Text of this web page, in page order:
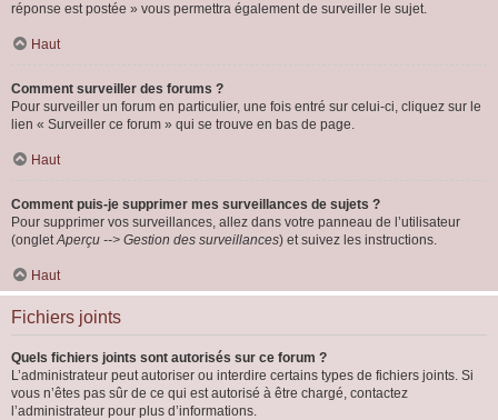
réponse est postée » vous permettra également de surveiller le sujet.
Haut
Comment surveiller des forums ?
Pour surveiller un forum en particulier, une fois entré sur celui-ci, cliquez sur le
lien « Surveiller ce forum » qui se trouve en bas de page.
Haut
Comment puis-je supprimer mes surveillances de sujets ?
Pour supprimer vos surveillances, allez dans votre panneau de l’utilisateur
(ongletAperçu --> Gestion des surveillances) et suivez les instructions.
Haut
Fichiers joints
Quels fichiers joints sont autorisés sur ce forum ?
L’administrateur peut autoriser ou interdire certains types de fichiers joints. Si
vous n’êtes pas sûr de ce qui est autorisé à être chargé, contactez
l’administrateur pour plus d’informations.